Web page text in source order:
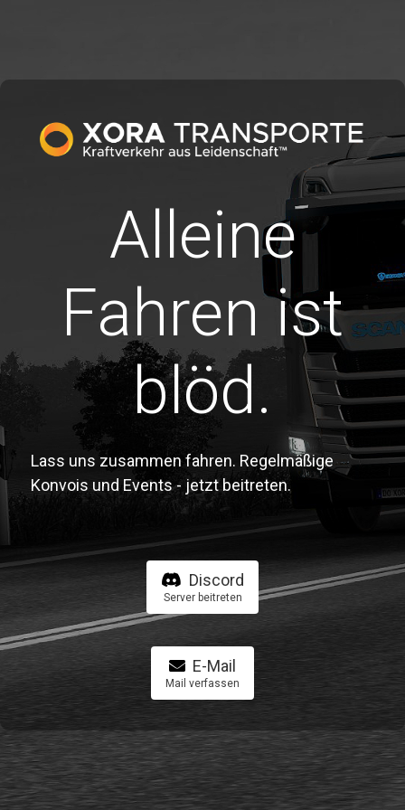
Alleine
Fahren ist
blöd.
Lass uns zusammen fahren. Regelmäßige
Konvois und Events - jetzt beitreten.
Discord
Server beitreten
E-Mail
Mail verfassen